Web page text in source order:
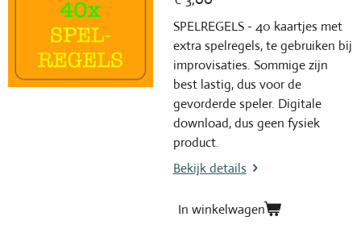
SPELREGELS - 40 kaartjes met
extra spelregels, te gebruiken bij
improvisaties. Sommige zijn
best lastig, dus voor de
gevorderde speler. Digitale
download, dus geen fysiek
product.
Bekijk details
In winkelwagen